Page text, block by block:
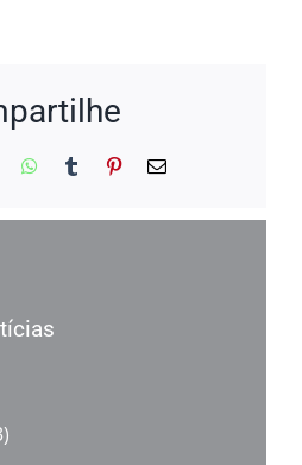
WhatsApp
Tumblr Pinterest
E-